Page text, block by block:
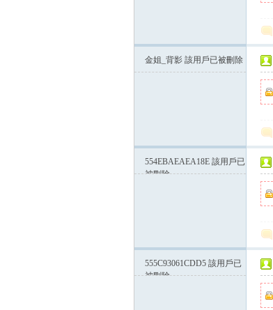
金姐_背影 該用戶已被刪除
554EBAEAEA18E 該用戶已
被刪除
555C93061CDD5 該用戶已
被刪除